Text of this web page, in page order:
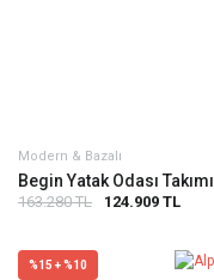
Modern & Bazalı
Begin Yatak Odası Takımı
163.280 TL 124.909 TL
%15 + %10